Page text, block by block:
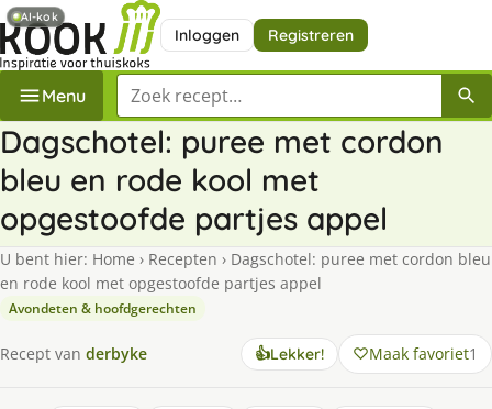
Inloggen Registreren
Menu Zoek een recept
Dagschotel: puree met cordon
bleu en rode kool met
opgestoofde partjes appel
U bent hier: Home › Recepten › Dagschotel: puree met cordon bleu
en rode kool met opgestoofde partjes appel
Avondeten & hoofdgerechten
Recept van derbyke 👍Lekker! Maak favoriet1
AI-kok